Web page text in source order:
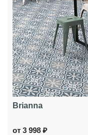
Brianna
от 3 998 ₽